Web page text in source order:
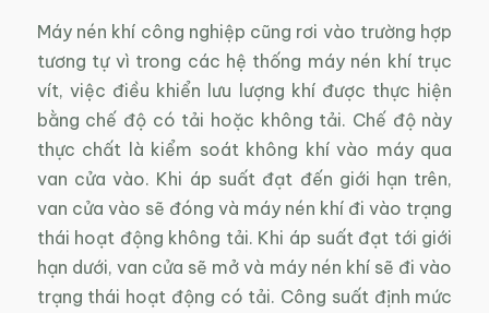
Máy nén khí công nghiệp cũng rơi vào trường hợp
tương tự vì trong các hệ thống máy nén khí trục
vít, việc điều khiển lưu lượng khí được thực hiện
bằng chế độ có tải hoặc không tải. Chế độ này
thực chất là kiểm soát không khí vào máy qua
van cửa vào. Khi áp suất đạt đến giới hạn trên,
van cửa vào sẽ đóng và máy nén khí đi vào trạng
thái hoạt động không tải. Khi áp suất đạt tới giới
hạn dưới, van cửa sẽ mở và máy nén khí sẽ đi vào
trạng thái hoạt động có tải. Công suất định mức